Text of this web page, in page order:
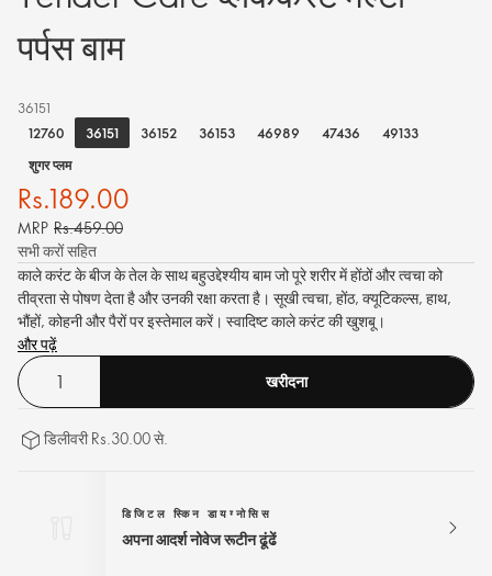
पर्पस बाम
36151
12760
36151 36152 36153 46989 47436
49133
शुगर प्लम
Rs.189.00
MRP Rs.459.00
सभी करों सहित
काले करंट के बीज के तेल के साथ बहुउद्देश्यीय बाम जो पूरे शरीर में होंठों और त्वचा को
तीव्रता से पोषण देता है और उनकी रक्षा करता है। सूखी त्वचा, होंठ, क्यूटिकल्स, हाथ,
भौंहों, कोहनी और पैरों पर इस्तेमाल करें। स्वादिष्ट काले करंट की खुशबू।
और पढ़ें
खरीदना
डिलीवरी Rs.30.00 से.
डिजिटल स्किन डायग्नोसिस
अपना आदर्श नोवेज रूटीन ढूंढें